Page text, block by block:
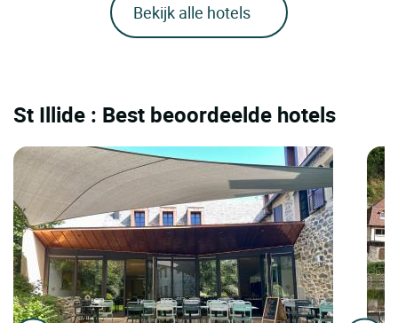
Bekijk alle hotels
St Illide : Best beoordeelde hotels